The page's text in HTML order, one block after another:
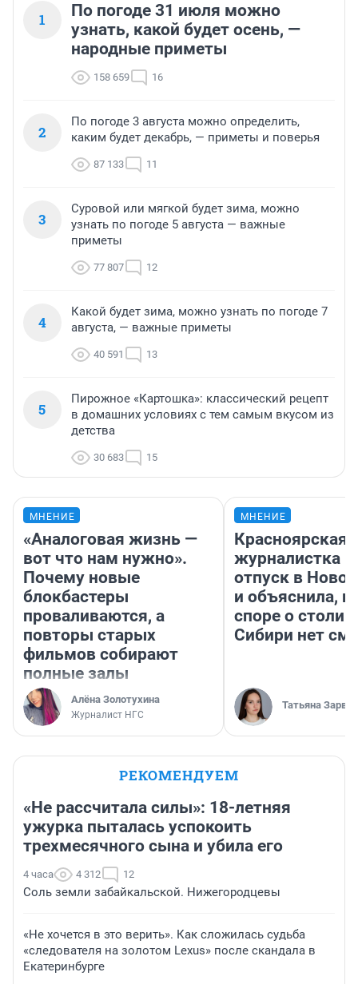
1
По погоде 31 июля можно
узнать, какой будет осень, —
народные приметы
158 659 16
2
По погоде 3 августа можно определить,
каким будет декабрь, — приметы и поверья
87 133 11
3
Суровой или мягкой будет зима, можно
узнать по погоде 5 августа — важные
приметы
77 807 12
4
Какой будет зима, можно узнать по погоде 7
августа, — важные приметы
40 591 13
5
Пирожное «Картошка»: классический рецепт
в домашних условиях с тем самым вкусом из
детства
30 683 15
МНЕНИЕ
«Аналоговая жизнь —
вот что нам нужно».
Почему новые
блокбастеры
проваливаются, а
повторы старых
фильмов собирают
полные залы
Алёна Золотухина
Журналист НГС
МНЕНИЕ
Красноярская
журналистка
отпуск в
и объяснила,
споре о
Сибири нет
Татьяна Зарва
РЕКОМЕНДУЕМ
«Не рассчитала силы»: 18-летняя
ужурка пыталась успокоить
трехмесячного сына и убила его
4 часа 4 312 12
Соль земли забайкальской. Нижегородцевы
«Не хочется в это верить». Как сложилась судьба
«следователя на золотом Lexus» после скандала в
Екатеринбурге